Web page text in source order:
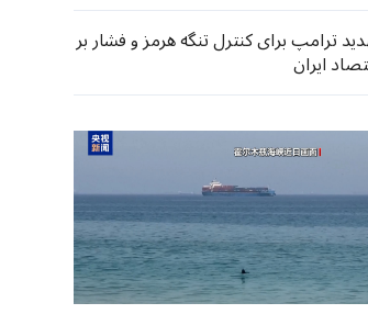
ترامپ برای کنترل تنگه هرمز و فشار بر
ایران